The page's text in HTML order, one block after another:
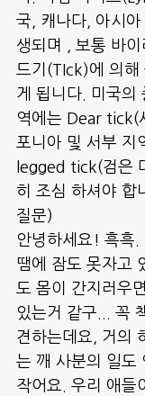
국, 캐나다, 아시
생되며 , 보통 바
드기(TIck)에 의해
게 됩니다. 미국의
역에는 Dear tick(
포니아 및 서부 지
legged tick(검은
히 조심 하셔야 합
질문)
안녕하세요! 흑흑.
땜에 잠도 못자고
도 몸이 간지러우
있는거 같구... 꼭
견하는데요, 거의
는 깨 사분의 일도
작어요. 우리 애들